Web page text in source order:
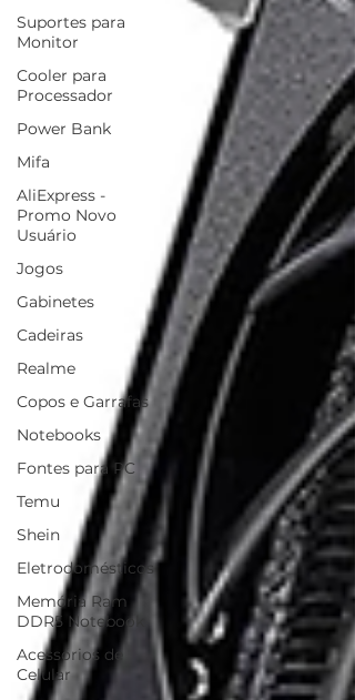
Suportes para
Monitor
Cooler para
Processador
Power Bank
Mifa
AliExpress -
Promo Novo
Usuário
Jogos
Gabinetes
Cadeiras
Realme
Copos e Garrafas
Notebooks
Fontes para PC
Temu
Shein
Eletrodomésticos
Memória Ram
DDR5 Notebook
Acessórios de
Celular